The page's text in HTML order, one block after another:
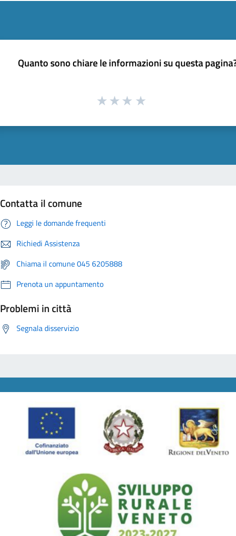
Quanto sono chiare le informazioni su questa
Contatta il comune
Leggi le domande frequenti
Richiedi Assistenza
Chiama il comune 045 6205888
Prenota un appuntamento
Problemi in città
Segnala disservizio